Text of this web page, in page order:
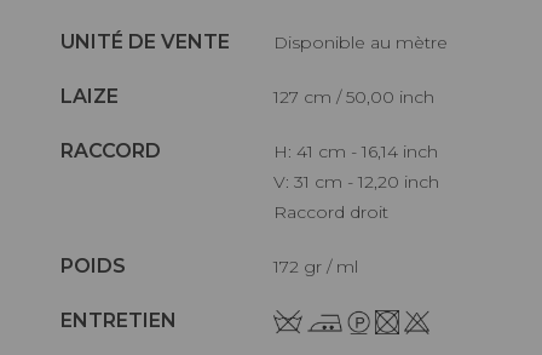
UNITÉ DE VENTE Disponible au mètre
LAIZE 127 cm / 50,00 inch
RACCORD
H: 41 cm - 16,14 inch
V: 31 cm - 12,20 inch
Raccord droit
POIDS 172 gr / ml
ENTRETIEN